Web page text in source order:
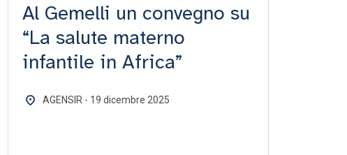
Al Gemelli un convegno su
“La salute materno
infantile in Africa”
AGENSIR - 19 dicembre 2025